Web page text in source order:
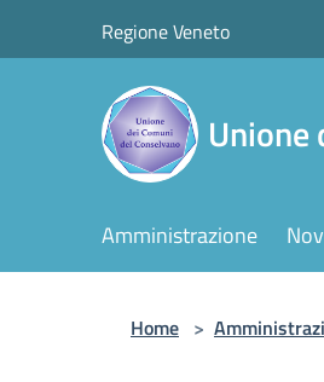
Regione Veneto
Unione
Amministrazione
Home >